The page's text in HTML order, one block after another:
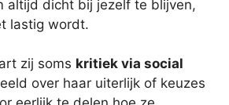
altijd dicht bij jezelf te blijven,
lastig wordt.
zij soms kritiek via social
over haar uiterlijk of keuzes